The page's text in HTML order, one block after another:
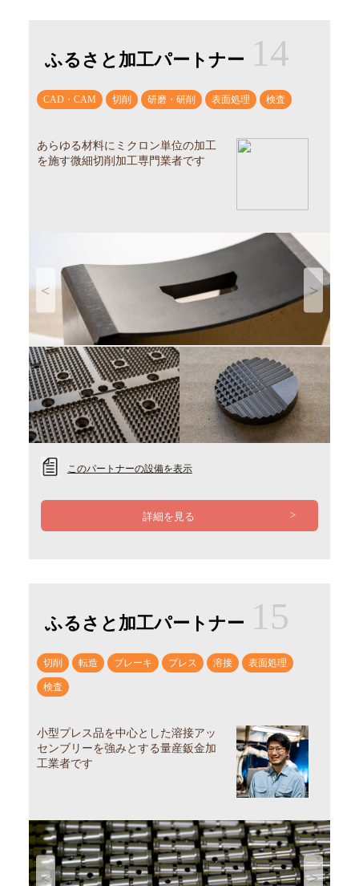
ふるさと加工パートナー 14
CAD・CAM 切削 研磨・研削 表面処理 検査
あらゆる材料にミクロン単位の加工
を施す微細切削加工専門業者です
Previous Next
このパートナーの設備を表示
詳細を見る
ふるさと加工パートナー 15
切削 転造 ブレーキ プレス 溶接 表面処理
検査
小型プレス品を中心とした溶接アッ
センブリーを強みとする量産鈑金加
工業者です